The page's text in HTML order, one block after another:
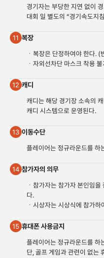
경기자는 부당한 지연 없이
대회 일 별도의 “경기속도지
11 복장
ㆍ복장은 단정하여야 한다.
ㆍ자외선차단 마스크 착용 불
12 캐디
캐디는 해당 경기장 소속의
캐디 시스템으로 운영된다.
13 이동수단
플레이어는 정규라운드를 하
14 참가자의 의무
ㆍ참가자는 참가자 본인임
다.
ㆍ시상자는 시상식에 참가하
15 휴대폰 사용금지
플레이어는 정규라운드를 하
단, 골프 게임과 관련이 없는